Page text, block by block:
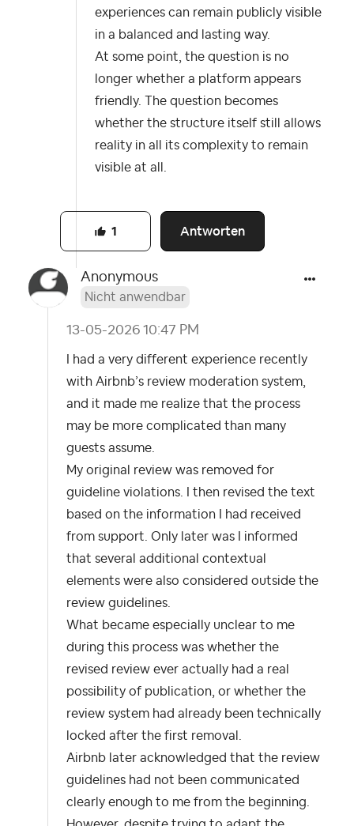
experiences can remain publicly visible
in a balanced and lasting way.
At some point, the question is no
longer whether a platform appears
friendly. The question becomes
whether the structure itself still allows
reality in all its complexity to remain
visible at all.
Antworten
1
Anonymous
Nicht anwendbar
‎13-05-2026 10:47 PM
I had a very different experience recently
with Airbnb’s review moderation system,
and it made me realize that the process
may be more complicated than many
guests assume.
My original review was removed for
guideline violations. I then revised the text
based on the information I had received
from support. Only later was I informed
that several additional contextual
elements were also considered outside the
review guidelines.
What became especially unclear to me
during this process was whether the
revised review ever actually had a real
possibility of publication, or whether the
review system had already been technically
locked after the first removal.
Airbnb later acknowledged that the review
guidelines had not been communicated
clearly enough to me from the beginning.